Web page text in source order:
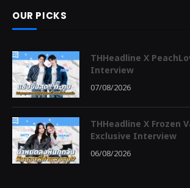
OUR PICKS
THHeadline X
Interview
07/08/2026
THHeadline X Frozen
Exclusive Interview
06/08/2026